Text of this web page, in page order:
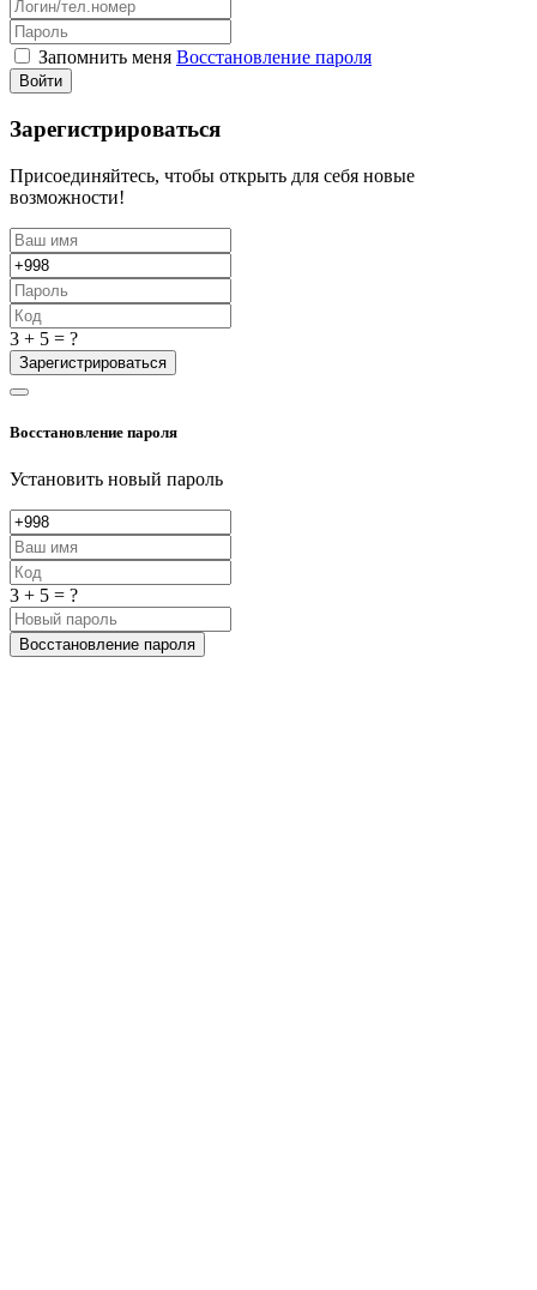
Запомнить меня Восстановление пароля
Войти
Зарегистрироваться
Присоединяйтесь, чтобы открыть для себя новые
возможности!
3 + 5 = ?
Зарегистрироваться
Восстановление пароля
Установить новый пароль
3 + 5 = ?
Восстановление пароля